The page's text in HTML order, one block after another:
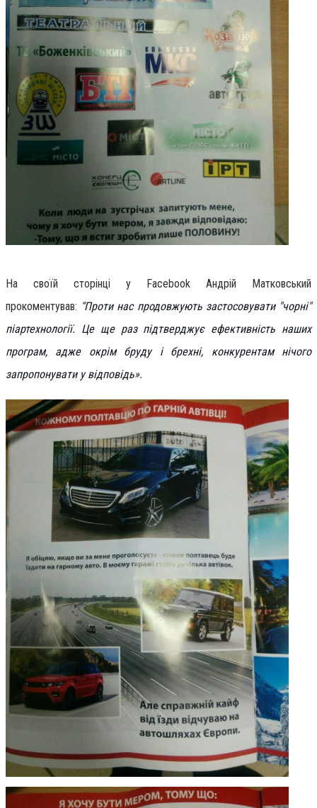
На своїй сторінці у
Facebook Андрій Матковський
прокоментував: “Проти нас продовжують застосовувати "чорні"
піартехнології. Це ще раз підтверджує ефективність наших
програм, адже окрім бруду і брехні, конкурентам нічого
запропонувати у відповідь».